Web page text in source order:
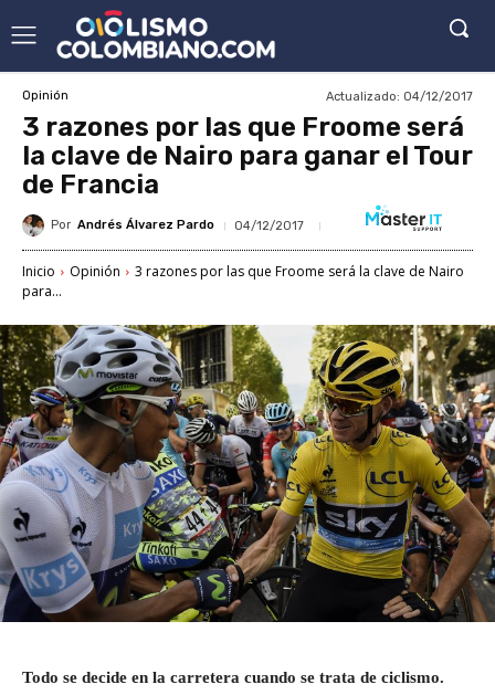
Opinión Actualizado: 04/12/2017
3 razones por las que Froome será
la clave de Nairo para ganar el Tour
de Francia
Por Andrés Álvarez Pardo 04/12/2017
Inicio Opinión
3 razones por las que Froome será la clave de Nairo
para...
Todo se decide en la carretera cuando se trata de ciclismo.